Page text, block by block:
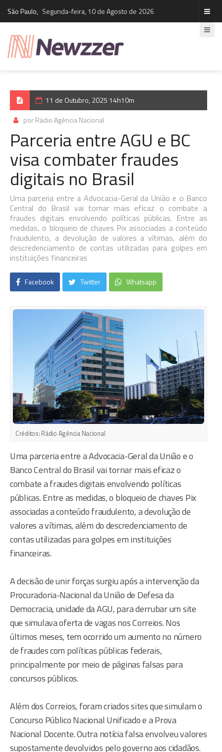
São Paulo, Segunda-feira, 10 de Agosto de 2026
11 de Outubro, 2025 14h10m
por Rádio Agência Nacional
Parceria entre AGU e BC
visa combater fraudes
digitais no Brasil
Uma parceria entre a Advocacia-Geral da União e o Banco
Central do Brasil vai tornar mais eficaz o combate a
fraudes digitais envolvendo políticas públicas. Entre as
medidas, o bloqueio de chaves Pix associadas a conteúdo
fraudulento, a devolução de valores a vítimas, além do
descredenciamento de contas utilizadas para golpes em
instituições financeiras
Facebook Twitter Whatsapp
Créditos: Rádio Agência Nacional
Uma parceria entre a Advocacia-Geral da União e o
Banco Central do Brasil vai tornar mais eficaz o
combate a fraudes digitais envolvendo políticas
públicas. Entre as medidas, o bloqueio de chaves Pix
associadas a conteúdo fraudulento, a devolução de
valores a vítimas, além do descredenciamento de
contas utilizadas para golpes em instituições
financeiras.
A decisão de unir forças surgiu após a intervenção da
Procuradoria-Nacional da União de Defesa da
Democracia, unidade da AGU, para derrubar um site
que simulava oferta de vagas nos Correios. Nos
últimos meses, tem ocorrido um aumento no número
de fraudes com políticas públicas federais,
principalmente por meio de páginas falsas para
concursos públicos.
Além dos Correios, foram criados sites que simulam o
Concurso Público Nacional Unificado e a Prova
Nacional Docente. Outra notícia falsa envolveu valores
supostamente devolvidos pelo governo aos cidadãos.